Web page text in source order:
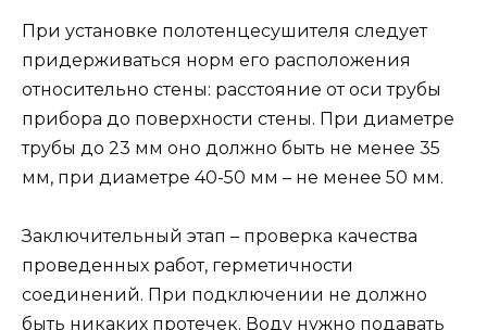
При установке полотенцесушителя следует
придерживаться норм его расположения
относительно стены: расстояние от оси трубы
прибора до поверхности стены. При диаметре
трубы до 23 мм оно должно быть не менее 35
мм, при диаметре 40-50 мм – не менее 50 мм.
Заключительный этап – проверка качества
проведенных работ, герметичности
соединений. При подключении не должно
быть никаких протечек. Воду нужно подавать